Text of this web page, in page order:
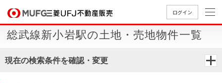
ログイン
買いたい
売りたい
総武線新小岩駅の土地・売地物件一覧
現在の検索条件を確認・変更